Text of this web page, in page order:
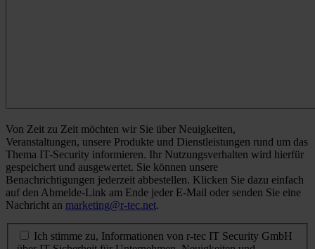
Von Zeit zu Zeit möchten wir Sie über Neuigkeiten,
Veranstaltungen, unsere Produkte und Dienstleistungen rund um das
Thema IT-Security informieren. Ihr Nutzungsverhalten wird hierfür
gespeichert und ausgewertet. Sie können unsere
Benachrichtigungen jederzeit abbestellen. Klicken Sie dazu einfach
auf den Abmelde-Link am Ende jeder E-Mail oder senden Sie eine
Nachricht an marketing@r-tec.net.
Ich stimme zu, Informationen von r-tec IT Security GmbH